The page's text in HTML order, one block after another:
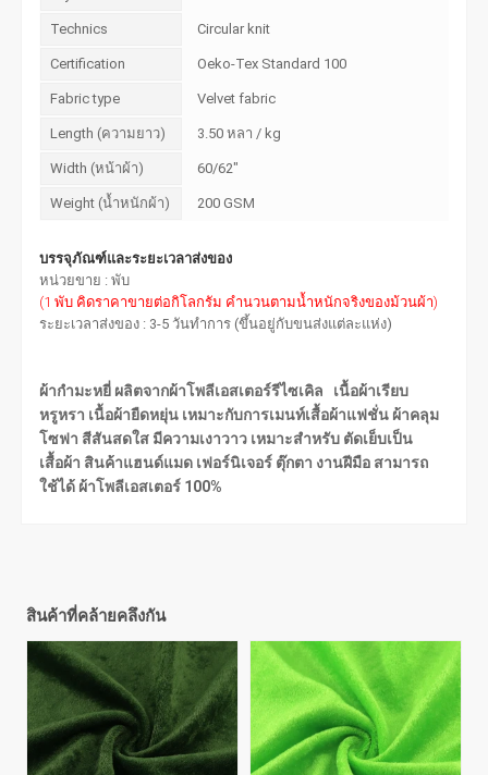
Technics Circular knit
Certification Oeko-Tex Standard 100
Fabric type Velvet fabric
Length (ความยาว) 3.50 หลา / kg
Width (หน้าผ้า) 60/62"
Weight (น้ำหนักผ้า) 200 GSM
บรรจุภัณฑ์และระยะเวลาส่งของ
หน่วยขาย : พับ
(1 พับ คิดราคาขายต่อกิโลกรัม คำนวนตามน้ำหนักจริงของม้วนผ้า)
ระยะเวลาส่งของ : 3-5 วันทำการ (ขึ้นอยู่กับขนส่งแต่ละแห่ง)
ผ้ากำมะหยี่ ผลิตจากผ้าโพลีเอสเตอร์รีไซเคิล เนื้อผ้าเรียบ
หรูหรา เนื้อผ้ายืดหยุ่น เหมาะกับการเมนท์เสื้อผ้าแฟชั่น ผ้าคลุม
โซฟา สีสันสดใส มีความเงาวาว เหมาะสำหรับ ตัดเย็บเป็น
เสื้อผ้า สินค้าแฮนด์แมด เฟอร์นิเจอร์ ตุ๊กตา งานฝีมือ สามารถ
ใช้ได้ ผ้าโพลีเอสเตอร์ 100%
สินค้าที่คล้ายคลึงกัน